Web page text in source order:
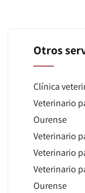
Otros
Clínica
Veterinario
Ourense
Veterinario
Veterinario
Veterinario
Ourense